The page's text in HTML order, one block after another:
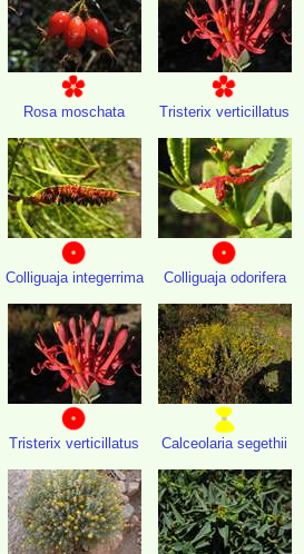
Rosa moschata Tristerix verticillatus
Colliguaja integerrima Colliguaja odorifera
Tristerix verticillatus Calceolaria segethii